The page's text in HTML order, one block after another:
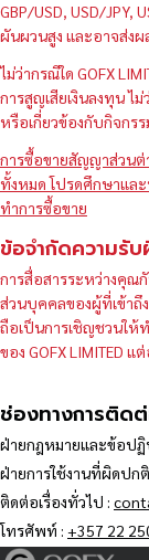
GBP/USD, USD/JPY,
ผันผวนสูง และอาจส่งผ
ไม่ว่ากรณีใด GOFX
การสูญเสียเงินลงทุน ไ
หรือเกี่ยวข้องกับกิจกร
การซื้อขายสัญญาส่วนต่
ทั้งหมด โปรดศึกษาและ
ทำการซื้อขาย
ข้อจำกัดความรั
การสื่อสารระหว่างคุณ
ส่วนบุคคลของผู้ที่เข้าถึ
ถือเป็นการเชิญชวนให้
ของ GOFX LIMITED แ
ช่องทางการติดต่
ฝ่ายกฎหมายและข้อปฏิ
ฝ่ายการใช้งานที่ผิดปก
ติดต่อเรื่องทั่วไป :
โทรศัพท์ : +357 22